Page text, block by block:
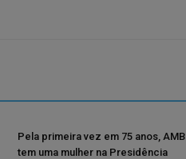
Pela primeira vez em 75 anos, AMB
tem uma mulher na Presidência